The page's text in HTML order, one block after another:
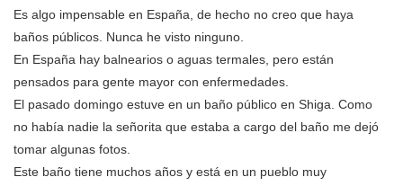
Es algo impensable en España, de hecho no creo que haya
baños públicos. Nunca he visto ninguno.
En España hay balnearios o aguas termales, pero están
pensados para gente mayor con enfermedades.
El pasado domingo estuve en un baño público en Shiga. Como
no había nadie la señorita que estaba a cargo del baño me dejó
tomar algunas fotos.
Este baño tiene muchos años y está en un pueblo muy